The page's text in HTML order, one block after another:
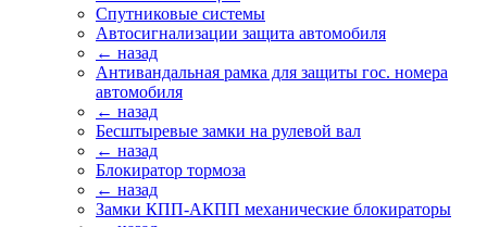
Спутниковые системы
Автосигнализации защита автомобиля
← назад
Антивандальная рамка для защиты гос. номера
автомобиля
← назад
Бесштыревые замки на рулевой вал
← назад
Блокиратор тормоза
← назад
Замки КПП-АКПП механические блокираторы